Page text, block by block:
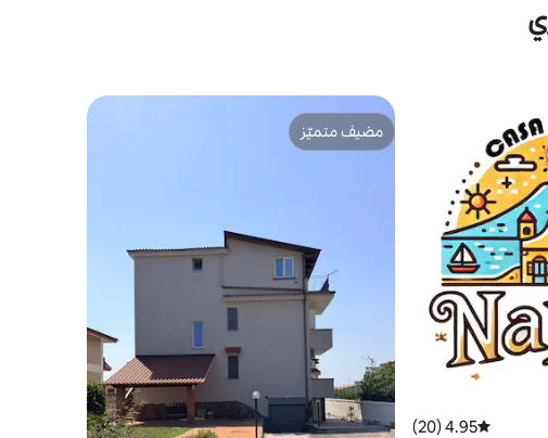
الضيوف
متوسط التقييم 4.95 من 5، 20 مراجعات
4.95 (20)
مضيف متميّز
مضيف متميّز